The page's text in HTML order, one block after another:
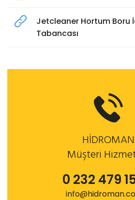
Jetcleaner Hortum Boru
Tabancası
HİDROMAN
Müşteri
0 232 479